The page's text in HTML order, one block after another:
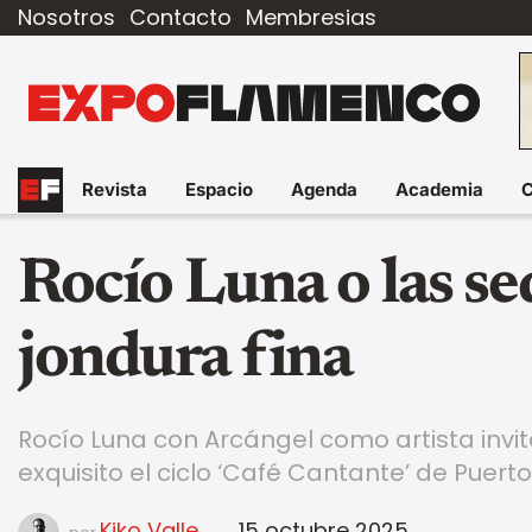
Nosotros Contacto Membresias
Revista Espacio Agenda Academia
Rocío Luna o las
jondura fina
Rocío Luna con Arcángel como artista
exquisito el ciclo ‘Café Cantante’ de